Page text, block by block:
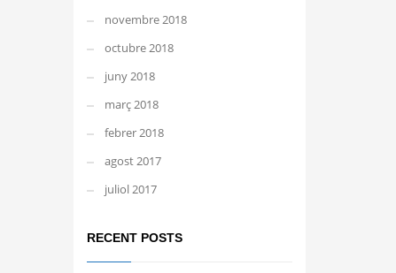
novembre 2018
octubre 2018
juny 2018
març 2018
febrer 2018
agost 2017
juliol 2017
RECENT POSTS